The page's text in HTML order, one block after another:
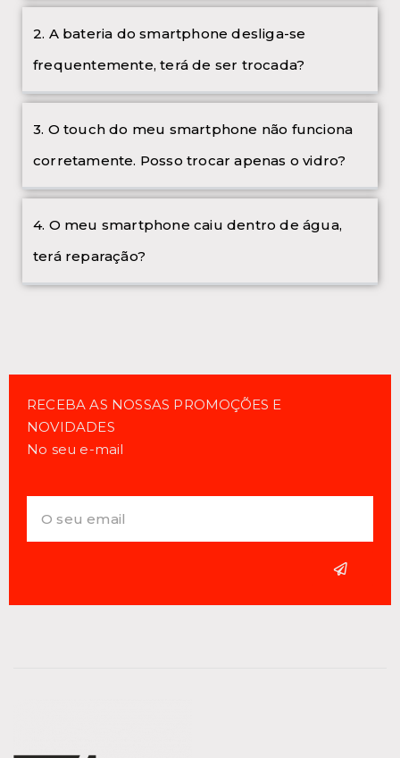
2. A bateria do smartphone desliga-se
frequentemente, terá de ser trocada?
3. O touch do meu smartphone não funciona
corretamente. Posso trocar apenas o vidro?
4. O meu smartphone caiu dentro de água,
terá reparação?
RECEBA AS NOSSAS PROMOÇÕES E
NOVIDADES
No seu e-mail